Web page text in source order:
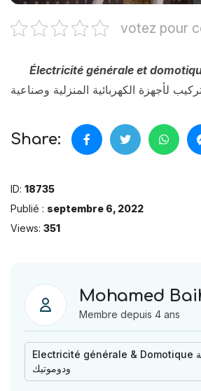
votez pour
Électricité générale et
لأجهزة الكهربائية المنزلية وصناعية
Share:
ID: 18735
Publié : septembre 6, 2022
Views: 351
Mohamed
Membre depuis 4 ans
Electricité générale & Domotique الكهرباء العامة
ودوموتيك